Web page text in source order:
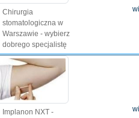
Chirurgia
stomatologiczna w
Warszawie - wybierz
dobrego specjalistę
Implanon NXT -